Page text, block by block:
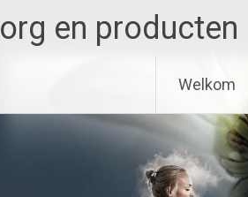
en producten
Welkom